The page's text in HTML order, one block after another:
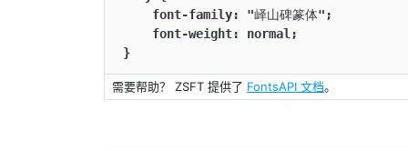
    font-family: "峄山碑篆体";
    font-weight: normal;
}
需要帮助？ ZSFT 提供了 FontsAPI 文档。